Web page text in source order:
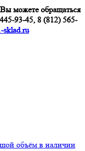
можете обращаться
93-45, 8 (812) 565-
sklad.ru
объём в наличии